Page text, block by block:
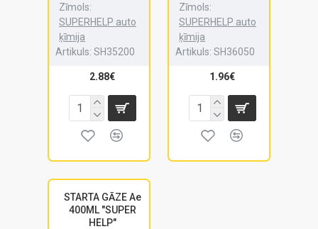
Zīmols:
SUPERHELP auto
ķīmija
Artikuls: SH35200
2.88€
Zīmols:
SUPERHELP auto
ķīmija
Artikuls: SH36050
1.96€
STARTA GĀZE Ae
400ML "SUPER
HELP"